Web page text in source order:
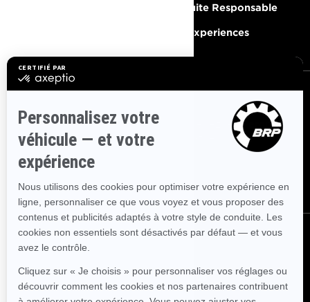
Conduite Responsable
BRP Experiences
Inscrivez-vous à nos courriels.
Recevez les dernières
nouvelles, les événements et les offres.
SUIVEZ NOUS